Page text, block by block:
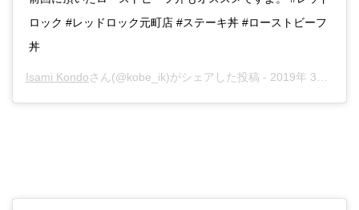
ロック #レッドロック元町店 #ステーキ丼 #ローストビーフ
丼
Isami Kondoさん(@kobe_ik)がシェアした投稿 - 2019年 3月月12日午後8時38分PDT